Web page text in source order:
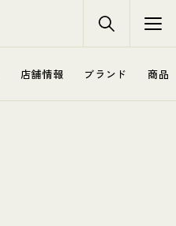
店舗情報 ブランド 商品